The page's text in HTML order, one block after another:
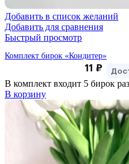
Добавить в список желаний
Добавить для сравнения
Быстрый просмотр
Комплект бирок «Кондитер»
11 ₽
В комплект входит 5 бирок
В корзину